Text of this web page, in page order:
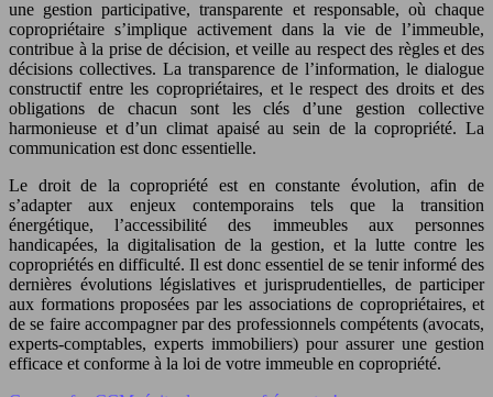
une gestion participative, transparente et responsable, où chaque
copropriétaire s’implique activement dans la vie de l’immeuble,
contribue à la prise de décision, et veille au respect des règles et des
décisions collectives. La transparence de l’information, le dialogue
constructif entre les copropriétaires, et le respect des droits et des
obligations de chacun sont les clés d’une gestion collective
harmonieuse et d’un climat apaisé au sein de la copropriété. La
communication est donc essentielle.
Le droit de la copropriété est en constante évolution, afin de
s’adapter aux enjeux contemporains tels que la transition
énergétique, l’accessibilité des immeubles aux personnes
handicapées, la digitalisation de la gestion, et la lutte contre les
copropriétés en difficulté. Il est donc essentiel de se tenir informé des
dernières évolutions législatives et jurisprudentielles, de participer
aux formations proposées par les associations de copropriétaires, et
de se faire accompagner par des professionnels compétents (avocats,
experts-comptables, experts immobiliers) pour assurer une gestion
efficace et conforme à la loi de votre immeuble en copropriété.